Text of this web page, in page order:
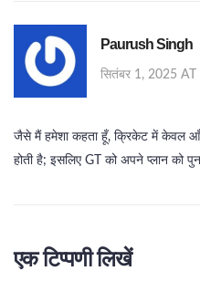
Paurush Singh
सितंबर 1, 2025
जैसे मैं हमेशा कहता हूँ, क्रिकेट में केवल
होती है; इसलिए GT को अपने प्लान को
एक टिप्पणी लिखें